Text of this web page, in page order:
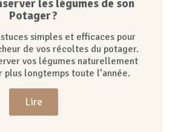
les légumes de son
Potager ?
simples et efficaces pour
de vos récoltes du potager.
vos légumes naturellement
plus longtemps toute l’année.
Lire